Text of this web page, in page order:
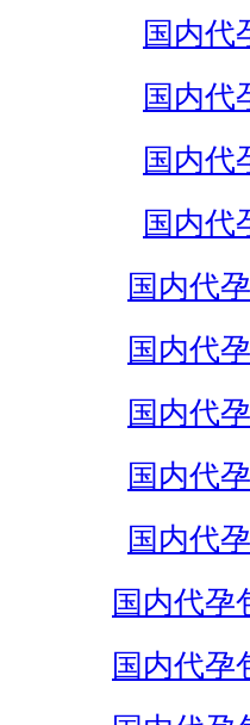
国内代
国内代
国内代
国内代
国内代
国内代
国内代
国内代
国内代
国内代孕
国内代孕